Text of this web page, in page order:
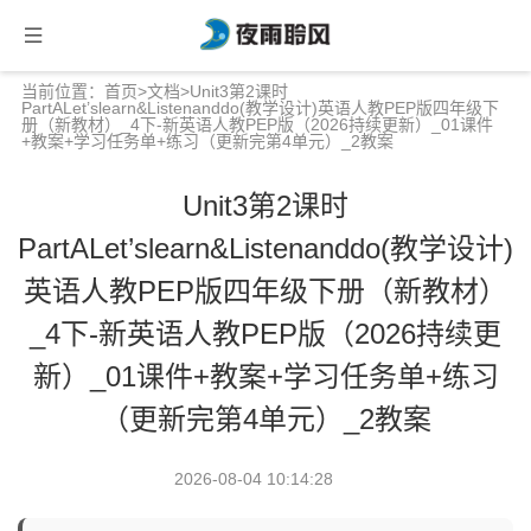
当前位置： 首页>文档>Unit3第2课时
PartALet’slearn&Listenanddo(教学设计)英语人教PEP版四年级下
册（新教材）_4下-新英语人教PEP版（2026持续更新）_01课件
+教案+学习任务单+练习（更新完第4单元）_2教案
Unit3第2课时
PartALet’slearn&Listenanddo(教学设计)
英语人教PEP版四年级下册（新教材）
_4下-新英语人教PEP版（2026持续更
新）_01课件+教案+学习任务单+练习
（更新完第4单元）_2教案
2026-08-04 10:14:28